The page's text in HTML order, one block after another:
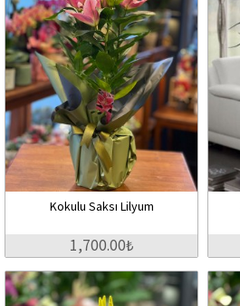
Kokulu Saksı Lilyum
1,700.00₺